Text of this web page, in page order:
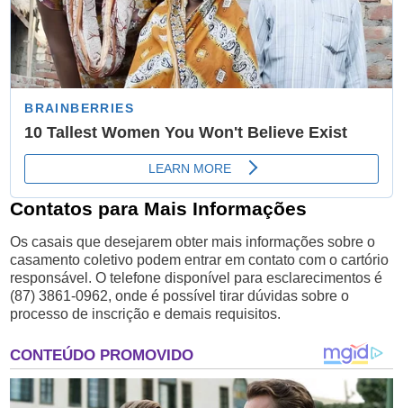
Contatos para Mais Informações
Os casais que desejarem obter mais informações sobre o
casamento coletivo podem entrar em contato com o cartório
responsável. O telefone disponível para esclarecimentos é
(87) 3861-0962, onde é possível tirar dúvidas sobre o
processo de inscrição e demais requisitos.